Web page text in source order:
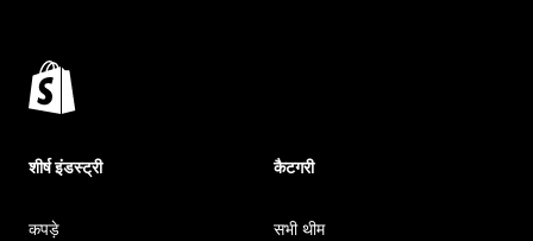
शीर्ष इंडस्ट्री
कपड़े
कैटगरी
सभी थीम